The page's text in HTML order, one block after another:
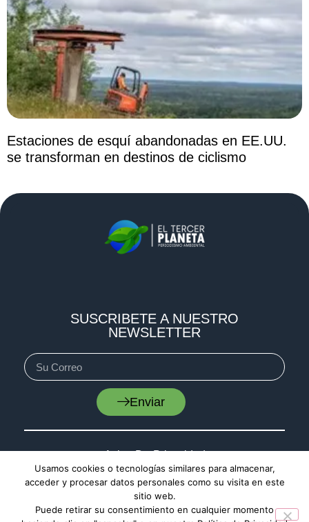
Estaciones de esquí abandonadas en EE.UU.
se transforman en destinos de ciclismo
SUSCRIBETE A NUESTRO
NEWSLETTER
Enviar
Aviso De Privacidad
Cookies
Mapa De Sitio
Usamos cookies o tecnologías similares para almacenar,
acceder y procesar datos personales como su visita en este
sitio web.
Puede retirar su consentimiento en cualquier momento